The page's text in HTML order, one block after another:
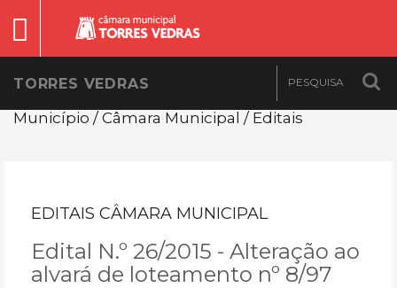
TORRES VEDRAS
Município / Câmara Municipal / Editais
EDITAIS CÂMARA MUNICIPAL
Edital N.º 26/2015 - Alteração ao
alvará de loteamento nº 8/97